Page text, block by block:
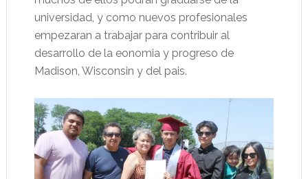
universidad, y como nuevos profesionales
empezaran a trabajar para contribuir al
desarrollo de la eonomia y progreso de
Madison, Wisconsin y del pais.